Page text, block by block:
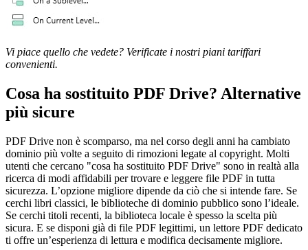
Vi piace quello che vedete? Verificate i nostri piani tariffari
convenienti.
Cosa ha sostituito PDF Drive? Alternative
più sicure
PDF Drive non è scomparso, ma nel corso degli anni ha cambiato
dominio più volte a seguito di rimozioni legate al copyright. Molti
utenti che cercano "cosa ha sostituito PDF Drive" sono in realtà alla
ricerca di modi affidabili per trovare e leggere file PDF in tutta
sicurezza. L’opzione migliore dipende da ciò che si intende fare. Se
cerchi libri classici, le biblioteche di dominio pubblico sono l’ideale.
Se cerchi titoli recenti, la biblioteca locale è spesso la scelta più
sicura. E se disponi già di file PDF legittimi, un lettore PDF dedicato
ti offre un’esperienza di lettura e modifica decisamente migliore.